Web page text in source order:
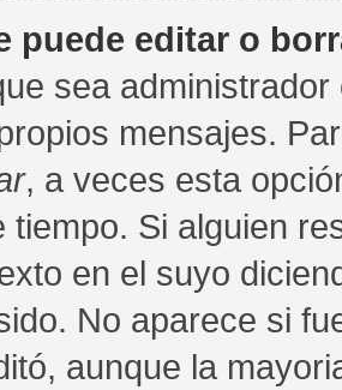
puede editar o
sea
mensajes.
, a veces esta
tiempo. Si alguien
en el suyo
No aparece si
aunque la